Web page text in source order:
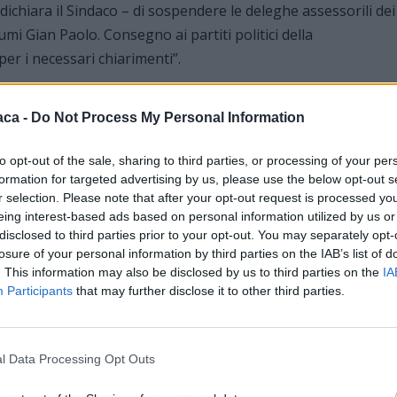
- Do Not Process My Personal Information
opt-out of the sale, sharing to third parties, or processing of your
for targeted advertising by us, please use the below opt-out
selection. Please note that after your opt-out request is processed
interest-based ads based on personal information utilized by us
to third parties prior to your opt-out. You may separately
of your personal information by third parties on the IAB’s list of
This information may also be disclosed by us to third parties on the
Participants that may further disclose it to other third parties.
Data Processing Opt Outs
il Sindaco – di sospendere le deleghe assessorili dei
Gian Paolo. Consegno ai partiti politici della
i necessari chiarimenti”.
dallo stesso sindaco.
della Lega Nord così netta e decisa in un momento così
Comune stesso; una presa di posizione avvenuta nel
a pochi mesi dalle elezioni. E’ vero che sono settimane
ma delle due l’una: o veramente la Lega Nord è
o era davvero all’oscuro della situazione finanziaria del
la rottura nelle file della maggioranza – almeno
sono quelli che riguardano il 2009 e il 2010, cioè ben due